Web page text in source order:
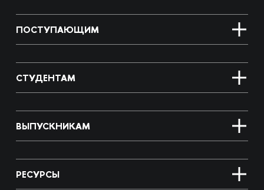
ПОСТУПАЮЩИМ
СТУДЕНТАМ
ВЫПУСКНИКАМ
РЕСУРСЫ